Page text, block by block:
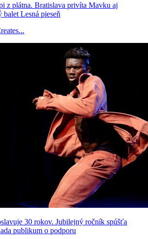
z plátna. Bratislava privíta Mavku aj
Lesná pieseň
30 rokov. Jubilejný ročník spúšťa
publikum o podporu